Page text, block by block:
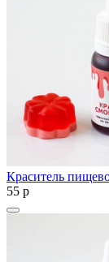
Краситель
55 p